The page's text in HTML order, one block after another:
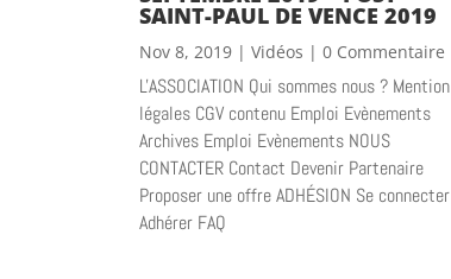
SAINT-PAUL DE VENCE 2019
Nov 8, 2019| Vidéos | 0 Commentaire
L'ASSOCIATION Qui sommes nous ? Mention
légales CGV contenu Emploi Evènements
Archives Emploi Evènements NOUS
CONTACTER Contact Devenir Partenaire
Proposer une offre ADHÉSION Se connecter
Adhérer FAQ